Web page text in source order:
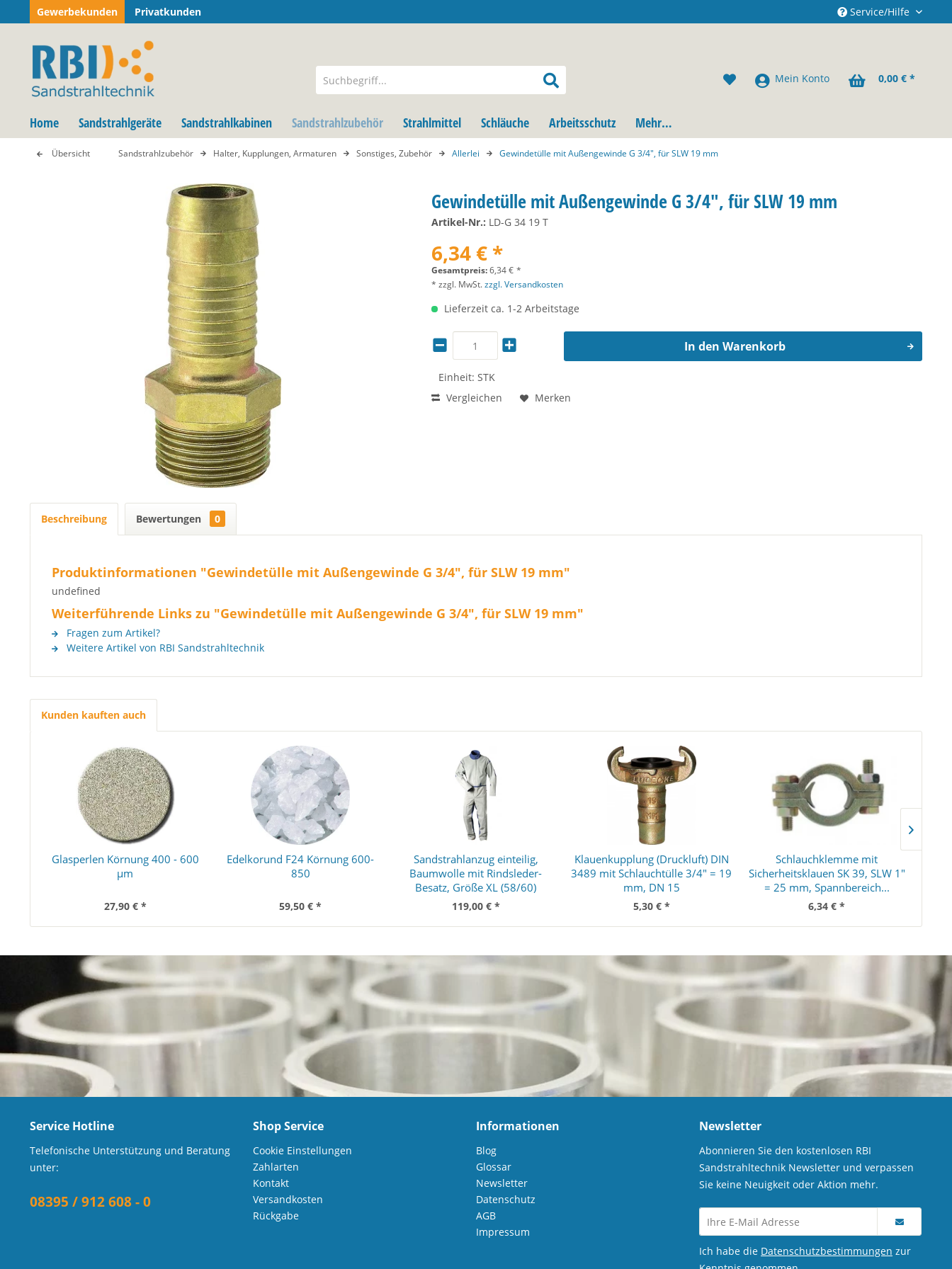
Gewerbekunden Privatkunden Service/Hilfe
Mein Konto 0,00 € *
Home Sandstrahlgeräte Sandstrahlkabinen Sandstrahlzubehör Strahlmittel Schläuche Arbeitsschutz Mehr…
Übersicht Sandstrahlzubehör Halter, Kupplungen, Armaturen Sonstiges, Zubehör Allerlei Gewindetülle mit Außengewinde G 3/4", für SLW 19 mm
Gewindetülle mit Außengewinde G 3/4", für SLW 19 mm
Artikel-Nr.: LD-G 34 19 T
6,34 € *
Gesamtpreis:6,34€ *
* zzgl. MwSt.zzgl. Versandkosten
Lieferzeit ca. 1-2 Arbeitstage
Einheit: STK
In den Warenkorb
Vergleichen Merken
Beschreibung Bewertungen 0
Produktinformationen "Gewindetülle mit Außengewinde G 3/4", für SLW 19 mm"
undefined
Weiterführende Links zu "Gewindetülle mit Außengewinde G 3/4", für SLW 19 mm"
Fragen zum Artikel?
Weitere Artikel von RBI Sandstrahltechnik
Kunden kauften auch
Glasperlen Körnung 400 - 600
µm
27,90 € *
Edelkorund F24 Körnung 600-
850
59,50 € *
Sandstrahlanzug einteilig,
Baumwolle mit Rindsleder-
Besatz, Größe XL (58/60)
119,00 € *
Klauenkupplung (Druckluft) DIN
3489 mit Schlauchtülle 3/4" = 19
mm, DN 15
5,30 € *
Schlauchklemme mit
Sicherheitsklauen SK 39, SLW 1"
= 25 mm, Spannbereich...
6,34 € *
Service Hotline
Telefonische Unterstützung und Beratung
unter:
08395 / 912 608 - 0
Shop Service
Cookie Einstellungen
Zahlarten
Kontakt
Versandkosten
Rückgabe
Informationen
Blog
Glossar
Newsletter
Datenschutz
AGB
Impressum
Newsletter
Abonnieren Sie den kostenlosen RBI
Sandstrahltechnik Newsletter und verpassen
Sie keine Neuigkeit oder Aktion mehr.
Ich habe die Datenschutzbestimmungen zur